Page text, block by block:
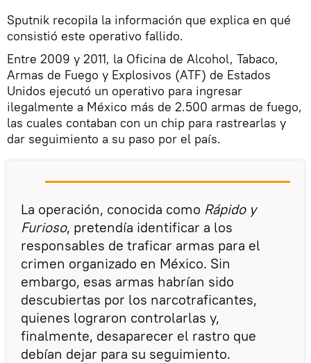
Sputnik recopila la información que explica en qué
consistió este operativo fallido.
Entre 2009 y 2011, la Oficina de Alcohol, Tabaco,
Armas de Fuego y Explosivos (ATF) de Estados
Unidos ejecutó un operativo para ingresar
ilegalmente a México más de 2.500 armas de fuego,
las cuales contaban con un chip para rastrearlas y
dar seguimiento a su paso por el país.
La operación, conocida como Rápido y
Furioso, pretendía identificar a los
responsables de traficar armas para el
crimen organizado en México. Sin
embargo, esas armas habrían sido
descubiertas por los narcotraficantes,
quienes lograron controlarlas y,
finalmente, desaparecer el rastro que
debían dejar para su seguimiento.